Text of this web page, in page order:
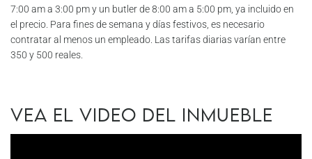
7:00 am a 3:00 pm y un butler de 8:00 am a 5:00 pm, ya incluido en
el precio. Para fines de semana y días festivos, es necesario
contratar al menos un empleado. Las tarifas diarias varían entre
350 y 500 reales.
Vea el video del inmueble